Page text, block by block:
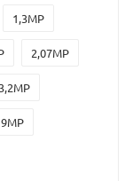
1,3MP
2,07MP
3,2MP
9MP